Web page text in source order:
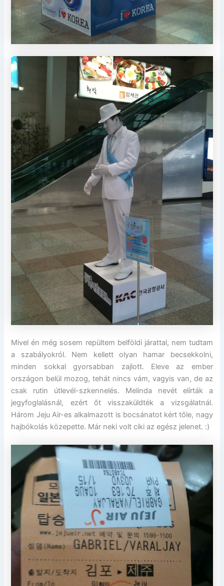
Mivel én még sosem repültem belföldi járattal, nem tudtam
a szabályokról. Nem kellett olyan hamar becsekkolni,
minden sokkal gyorsabban zajlott. Eleve az ember
országon belül mozog, tehát nincs vám, vagyis van, de az
csak rutin útlevél-szkennelés. Melinda nevét elírták a
jegyfoglalásnál, ezért őt visszaküldték a vizsgálatnál.
Három Jeju Air-es alkalmazott is bocsánatot kért tőle, nagy
hajbókolás közepette. Már neki volt ciki az egész jelenet. :)